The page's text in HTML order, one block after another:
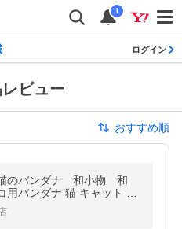
i
ログイン
ビュー
おすすめ順
猫のバンダナ 和小物 和
バンダナ 猫 キャット 首
型犬 ペット 和柄 日本製
ん COCOLUCK